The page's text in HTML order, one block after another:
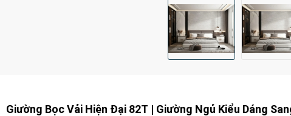
Giường Bọc Vải Hiện Đại 82T | Giường Ngủ Kiểu Dáng